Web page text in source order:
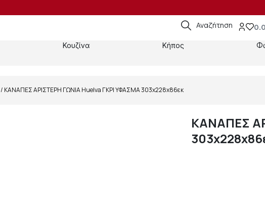
Αναζήτηση
Κουζίνα Κήπος
/ ΚΑΝΑΠΕΣ ΑΡΙΣΤΕΡΗ ΓΩΝΙΑ Huelva ΓΚΡΙ ΥΦΑΣΜΑ 303x228x86εκ
ΚΑΝΑΠΕΣ